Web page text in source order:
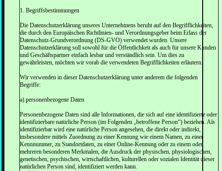
1. Begriffsbestimmungen
Die Datenschutzerklärung unseres Unternehmens beruht auf den Begrifflichkeiten,
die durch den Europäischen Richtlinien- und Verordnungsgeber beim Erlass der
Datenschutz-Grundverordnung (DS-GVO) verwendet wurden. Unsere
Datenschutzerklärung soll sowohl für die Öffentlichkeit als auch für unsere Kunden
und Geschäftspartner einfach lesbar und verständlich sein. Um dies zu
gewährleisten, möchten wir vorab die verwendeten Begrifflichkeiten erläutern.
Wir verwenden in dieser Datenschutzerklärung unter anderem die folgenden
Begriffe:
a) personenbezogene Daten
Personenbezogene Daten sind alle Informationen, die sich auf eine identifizierte oder
identifizierbare natürliche Person (im Folgenden „betroffene Person“) beziehen. Als
identifizierbar wird eine natürliche Person angesehen, die direkt oder indirekt,
insbesondere mittels Zuordnung zu einer Kennung wie einem Namen, zu einer
Kennnummer, zu Standortdaten, zu einer Online-Kennung oder zu einem oder
mehreren besonderen Merkmalen, die Ausdruck der physischen, physiologischen,
genetischen, psychischen, wirtschaftlichen, kulturellen oder sozialen Identität dieser
natürlichen Person sind, identifiziert werden kann.